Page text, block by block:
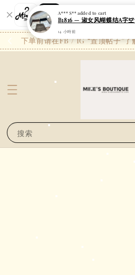
Shopping: 追踪您的订单
您信赖的商店
下单前请在FB / IG “置顶帖子”了
搜索
A*** S** added to cart
14 小時前